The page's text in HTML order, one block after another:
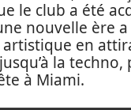
le club a été
nouvelle ère
artistique en
la
à Miami.